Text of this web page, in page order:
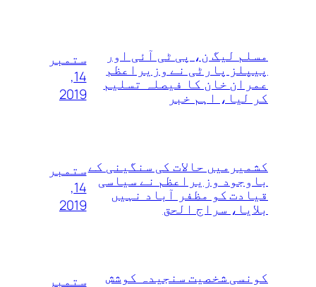
مسلم لیگ ن، پی ٹی آئی اور
پیپلز پارٹی نے وزیراعظم
عمران خان کا فیصلہ تسلیم
کر لیا، اہم خبر
ستمبر
14,
2019
کشمیرمیں حالات کی سنگینی کے
باوجود وزیراعظم نے سیاسی
قیادت کو مظفر آباد نہیں
بلایا، سراج الحق
ستمبر
14,
2019
کونسی شخصیت سنجیدہ کوشش ستمبر